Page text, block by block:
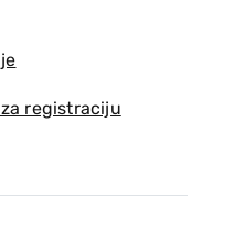
registraciju